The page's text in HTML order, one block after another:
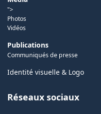
">
Photos
Vidéos
Publications
Communiqués de presse
Identité visuelle & Logo
Réseaux sociaux